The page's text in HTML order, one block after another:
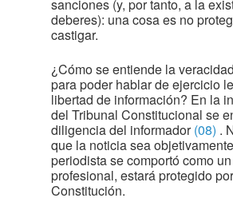
sanciones (y, por tanto, a la
deberes): una cosa es no
castigar.
¿Cómo se entiende la
para poder hablar de ejercicio
libertad de información? En la
del Tribunal Constitucional se
diligencia del informador(08) .
que la noticia sea
periodista se comportó como
profesional, estará protegido
Constitución.